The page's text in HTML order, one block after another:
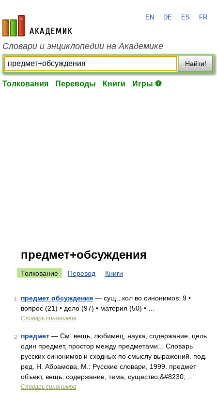
academic.ru
EN DE ES FR
Словари и энциклопедии на Академике
Найти!
Толкования Переводы Книги Игры ⚽
предмет+обсуждения
Толкование Перевод Книги
1 предмет обсуждения — сущ., кол во синонимов: 9 •
вопрос (21) • дело (97) • материя (50) • …
Словарь синонимов
2 предмет — См. вещь, любимец, наука, содержание, цель
один предмет, простор между предметами... Словарь
русских синонимов и сходных по смыслу выражений. под.
ред. Н. Абрамова, М.: Русские словари, 1999. предмет
объект, вещь; содержание, тема, существо;&#8230; …
Словарь синонимов